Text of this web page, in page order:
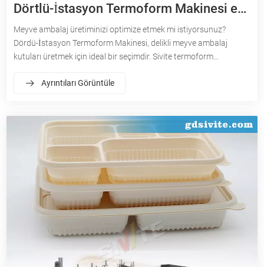
Dörtlü-İstasyon Termoform Makinesi en
çok seçimdir
Meyve ambalaj üretiminizi optimize etmek mi istiyorsunuz?
Dördü-İstasyon Termoform Makinesi, delikli meyve ambalaj
kutuları üretmek için ideal bir seçimdir. Sivite termoform
öğrenin-Kaliteli meyve ambalaj üretimi.
Ayrıntıları Görüntüle